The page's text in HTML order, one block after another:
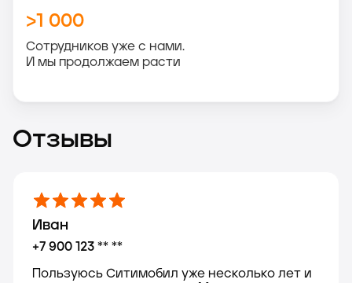
>1 000
Сотрудников уже с нами.
И мы продолжаем расти
Отзывы
Иван
+7 900 123 ** **
Пользуюсь Ситимобил уже несколько лет и
Мария
Сергей
Ольга
Максим
Анна
Михаил
Екатерина